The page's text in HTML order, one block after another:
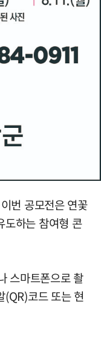
번 공모전은 연꽃
도하는 참여형 콘
스마트폰으로 촬
(QR)코드 또는 현